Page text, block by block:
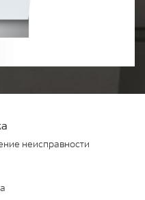
неисправности